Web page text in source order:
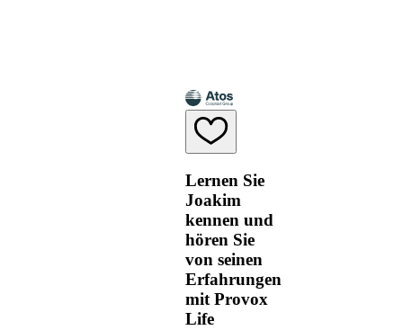
Lernen Sie
Joakim
kennen und
hören Sie
von seinen
Erfahrungen
mit Provox
Life